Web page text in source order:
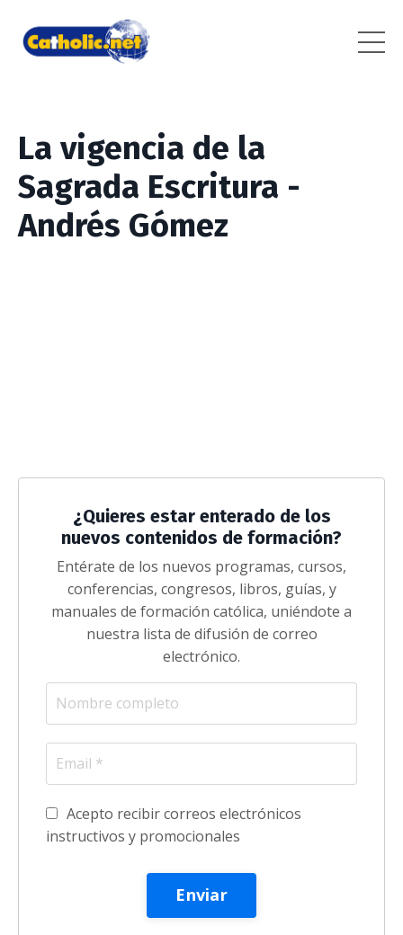
La vigencia de la
Sagrada Escritura -
Andrés Gómez
¿Quieres estar enterado de los
nuevos contenidos de formación?
Entérate de los nuevos programas, cursos,
conferencias, congresos, libros, guías, y
manuales de formación católica, uniéndote a
nuestra lista de difusión de correo
electrónico.
Acepto recibir correos electrónicos
instructivos y promocionales
Enviar